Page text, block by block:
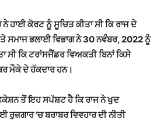
ਹਾਈ ਕੋਰਟ ਨੂੰ ਸੂਚਿਤ ਕੀਤਾ ਸੀ ਕਿ ਰਾਜ ਦੇ
ਸਮਾਜ ਭਲਾਈ ਵਿਭਾਗ ਨੇ 30 ਨਵੰਬਰ, 2022 ਨੂੰ
ਸੀ ਕਿ ਟਰਾਂਸਜੈਂਡਰ ਵਿਅਕਤੀ ਬਿਨਾਂ ਕਿਸੇ
ਮੌਕੇ ਦੇ ਹੱਕਦਾਰ ਹਨ।
ਤੋਂ ਇਹ ਸਪੱਸ਼ਟ ਹੈ ਕਿ ਰਾਜ ਨੇ ਖੁਦ
’ਚ ਬਰਾਬਰ ਵਿਵਹਾਰ ਦੀ ਨੀਤੀ